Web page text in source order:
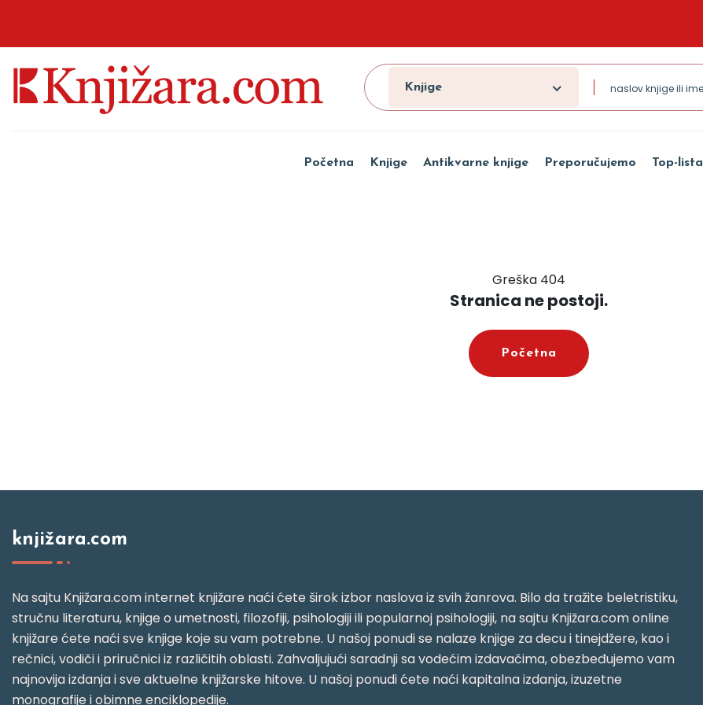
Knjige
Početna Knjige Antikvarne knjige Preporučujemo Top-lista
Greška 404
Stranica ne postoji.
Početna
knjižara.com
Na sajtu Knjižara.com internet knjižare naći ćete širok izbor naslova iz svih žanrova. Bilo da tražite beletristiku,
stručnu literaturu, knjige o umetnosti, filozofiji, psihologiji ili popularnoj psihologiji, na sajtu Knjižara.com online
knjižare ćete naći sve knjige koje su vam potrebne. U našoj ponudi se nalaze knjige za decu i tinejdžere, kao i
rečnici, vodiči i priručnici iz različitih oblasti. Zahvaljujući saradnji sa vodećim izdavačima, obezbeđujemo vam
najnovija izdanja i sve aktuelne knjižarske hitove. U našoj ponudi ćete naći kapitalna izdanja, izuzetne
monografije i obimne enciklopedije.